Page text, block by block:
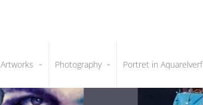
Artworks Photography Portret in Aquarelverf